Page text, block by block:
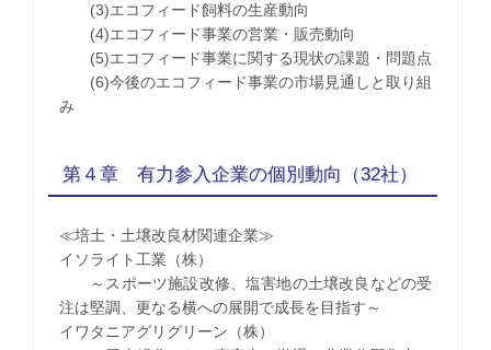
(3)エコフィード飼料の生産動向
(4)エコフィード事業の営業・販売動向
(5)エコフィード事業に関する現状の課題・問題点
(6)今後のエコフィード事業の市場見通しと取り組
み
第４章 有力参入企業の個別動向（32社）
≪培土・土壌改良材関連企業≫
イソライト工業（株）
～スポーツ施設改修、塩害地の土壌改良などの受
注は堅調、更なる横への展開で成長を目指す～
イワタニアグリグリーン（株）